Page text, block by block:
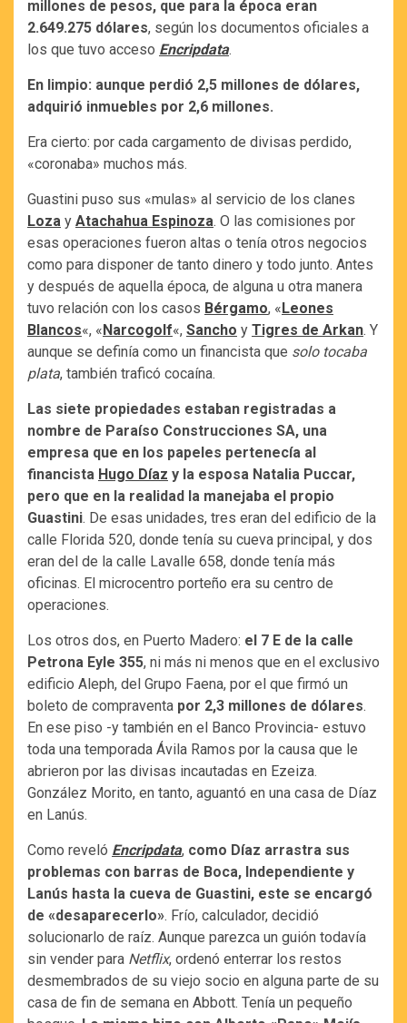
millones de pesos, que para la época eran
2.649.275 dólares, según los documentos oficiales a
los que tuvo acceso Encripdata.
En limpio: aunque perdió 2,5 millones de dólares,
adquirió inmuebles por 2,6 millones.
Era cierto: por cada cargamento de divisas perdido,
«coronaba» muchos más.
Guastini puso sus «mulas» al servicio de los clanes
Loza y Atachahua Espinoza. O las comisiones por
esas operaciones fueron altas o tenía otros negocios
como para disponer de tanto dinero y todo junto. Antes
y después de aquella época, de alguna u otra manera
tuvo relación con los casos Bérgamo, «Leones
Blancos«, «Narcogolf«, Sancho y Tigres de Arkan. Y
aunque se definía como un financista que solo tocaba
plata, también traficó cocaína.
Las siete propiedades estaban registradas a
nombre de Paraíso Construcciones SA, una
empresa que en los papeles pertenecía al
financista Hugo Díaz y la esposa Natalia Puccar,
pero que en la realidad la manejaba el propio
Guastini. De esas unidades, tres eran del edificio de la
calle Florida 520, donde tenía su cueva principal, y dos
eran del de la calle Lavalle 658, donde tenía más
oficinas. El microcentro porteño era su centro de
operaciones.
Los otros dos, en Puerto Madero: el 7 E de la calle
Petrona Eyle 355, ni más ni menos que en el exclusivo
edificio Aleph, del Grupo Faena, por el que firmó un
boleto de compraventa por 2,3 millones de dólares.
En ese piso -y también en el Banco Provincia- estuvo
toda una temporada Ávila Ramos por la causa que le
abrieron por las divisas incautadas en Ezeiza.
González Morito, en tanto, aguantó en una casa de Díaz
en Lanús.
Como reveló Encripdata, como Díaz arrastra sus
problemas con barras de Boca, Independiente y
Lanús hasta la cueva de Guastini, este se encargó
de «desaparecerlo». Frío, calculador, decidió
solucionarlo de raíz. Aunque parezca un guión todavía
sin vender para Netflix, ordenó enterrar los restos
desmembrados de su viejo socio en alguna parte de su
casa de fin de semana en Abbott. Tenía un pequeño